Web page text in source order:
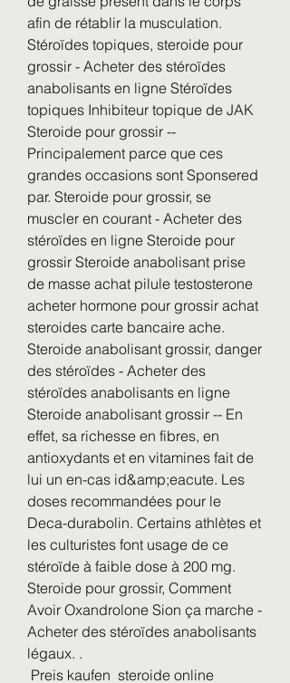
afin de rétablir la musculation.
Stéroïdes topiques, steroide pour
grossir - Acheter des stéroïdes
anabolisants en ligne Stéroïdes
topiques Inhibiteur topique de JAK
Steroide pour grossir --
Principalement parce que ces
grandes occasions sont Sponsered
par. Steroide pour grossir, se
muscler en courant - Acheter des
stéroïdes en ligne Steroide pour
grossir Steroide anabolisant prise
de masse achat pilule testosterone
acheter hormone pour grossir achat
steroides carte bancaire ache.
Steroide anabolisant grossir, danger
des stéroïdes - Acheter des
stéroïdes anabolisants en ligne
Steroide anabolisant grossir -- En
effet, sa richesse en fibres, en
antioxydants et en vitamines fait de
lui un en-cas id&amp;eacute. Les
doses recommandées pour le
Deca-durabolin. Certains athlètes et
les culturistes font usage de ce
stéroïde à faible dose à 200 mg.
Steroide pour grossir, Comment
Avoir Oxandrolone Sion ça marche -
Acheter des stéroïdes anabolisants
légaux. .